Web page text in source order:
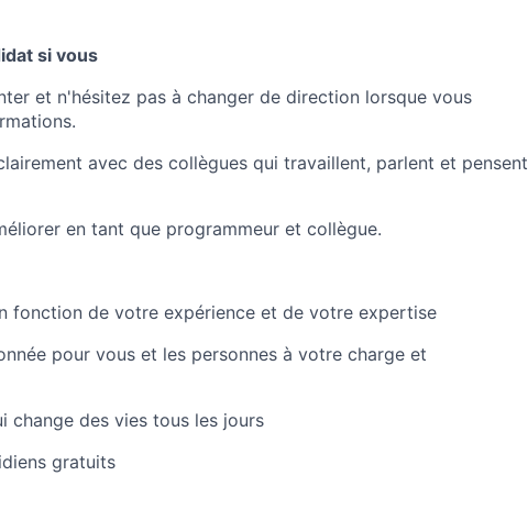
si vous
et n'hésitez pas à changer de direction lorsque vous
avec des collègues qui travaillent, parlent et pensent
en tant que programmeur et collègue.
fonction de votre expérience et de votre expertise
pour vous et les personnes à votre charge et
change des vies tous les jours
gratuits